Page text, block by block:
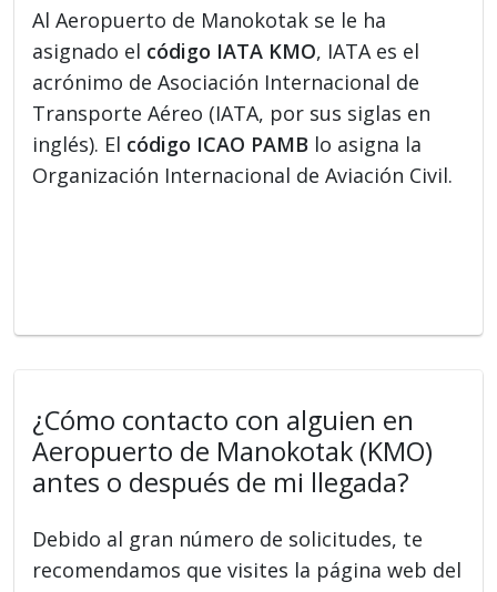
Al Aeropuerto de Manokotak se le ha
asignado el código IATA KMO, IATA es el
acrónimo de Asociación Internacional de
Transporte Aéreo (IATA, por sus siglas en
inglés). El código ICAO PAMB lo asigna la
Organización Internacional de Aviación Civil.
¿Cómo contacto con alguien en
Aeropuerto de Manokotak (KMO)
antes o después de mi llegada?
Debido al gran número de solicitudes, te
recomendamos que visites la página web del